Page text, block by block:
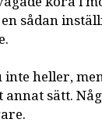
sådan
inte heller,
sätt.